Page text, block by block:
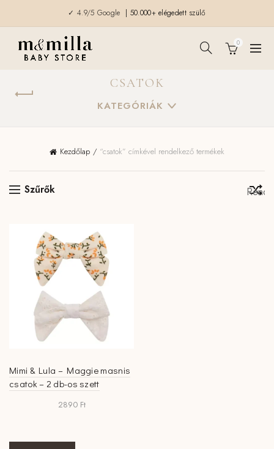
✓ 4.9/5 Google | 50.000+ elégedett szülő
0
CSATOK
KATEGÓRIÁK
Kezdőlap “csatok” címkével rendelkező termékek
Szűrők
Mimi & Lula – Maggie masnis
csatok – 2 db-os szett
2890 Ft